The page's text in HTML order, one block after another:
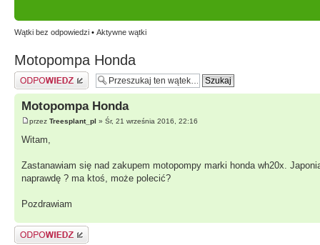
Wątki bez odpowiedzi • Aktywne wątki
Motopompa Honda
Odpowiedz
Motopompa Honda
przez Treesplant_pl » Śr, 21 września 2016, 22:16
Witam,
Zastanawiam się nad zakupem motopompy marki honda wh20x.
naprawdę ? ma ktoś, może polecić?
Pozdrawiam
Odpowiedz